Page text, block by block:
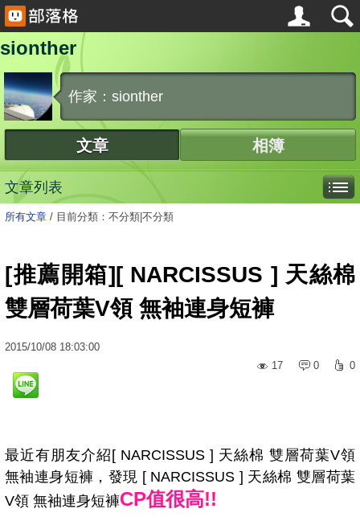
sionther
作家：sionther
文章 相簿
文章列表
所有文章 / 目前分類：不分類|不分類
[推薦開箱][ NARCISSUS ] 天絲棉
雙層荷葉V領 無袖連身短褲
2015/10/08 18:03:00
17
0 0
最近有朋友介紹[ NARCISSUS ] 天絲棉 雙層荷葉V領
無袖連身短褲，發現 [ NARCISSUS ] 天絲棉 雙層荷葉
V領 無袖連身短褲CP值很高!!